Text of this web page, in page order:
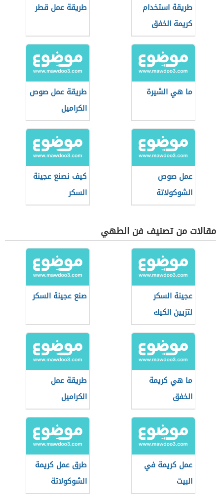
طريقة استخدام
كريمة الخفق
طريقة عمل قطر
ما هي الشيرة
طريقة عمل صوص
الكراميل
عمل صوص
الشوكولاتة
كيف نصنع عجينة
السكر
مقالات من تصنيف فن الطهي
عجينة السكر
لتزيين الكيك
صنع عجينة السكر
ما هي كريمة
الخفق
طريقة عمل
الكراميل
عمل كريمة في
البيت
طرق عمل كريمة
الشوكولاتة